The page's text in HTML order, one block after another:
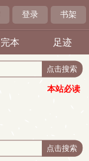
登录 书架
完本 足迹
本站必读